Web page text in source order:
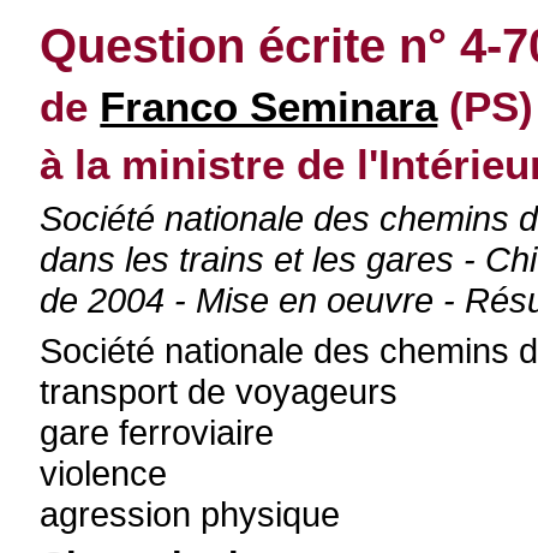
Question écrite n° 4-
de Franco Seminara(PS)
à la ministre de
Société nationale des chemins
dans les trains et les gares -
de 2004 - Mise en oeuvre -
Société nationale des chemins
transport de voyageurs
gare ferroviaire
violence
agression physique